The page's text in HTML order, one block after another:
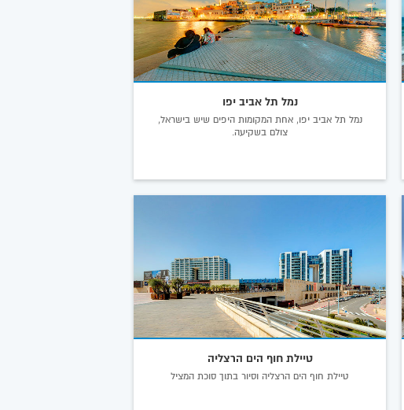
נמל תל אביב יפו
נמל תל אביב יפו, אחת המקומות היפים שיש בישראל,
צולם בשקיעה.
טיילת חוף הים הרצליה
טיילת חוף הים הרצליה וסיור בתוך סוכת המציל